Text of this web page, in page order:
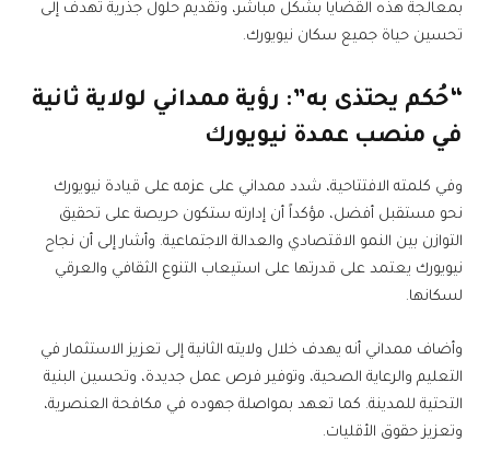
بمعالجة هذه القضايا بشكل مباشر، وتقديم حلول جذرية تهدف إلى
تحسين حياة جميع سكان نيويورك.
“حُكم يحتذى به”: رؤية ممداني لولاية ثانية
في منصب عمدة نيويورك
وفي كلمته الافتتاحية، شدد ممداني على عزمه على قيادة نيويورك
نحو مستقبل أفضل، مؤكداً أن إدارته ستكون حريصة على تحقيق
التوازن بين النمو الاقتصادي والعدالة الاجتماعية. وأشار إلى أن نجاح
نيويورك يعتمد على قدرتها على استيعاب التنوع الثقافي والعرقي
لسكانها.
وأضاف ممداني أنه يهدف خلال ولايته الثانية إلى تعزيز الاستثمار في
التعليم والرعاية الصحية، وتوفير فرص عمل جديدة، وتحسين البنية
التحتية للمدينة. كما تعهد بمواصلة جهوده في مكافحة العنصرية،
وتعزيز حقوق الأقليات.